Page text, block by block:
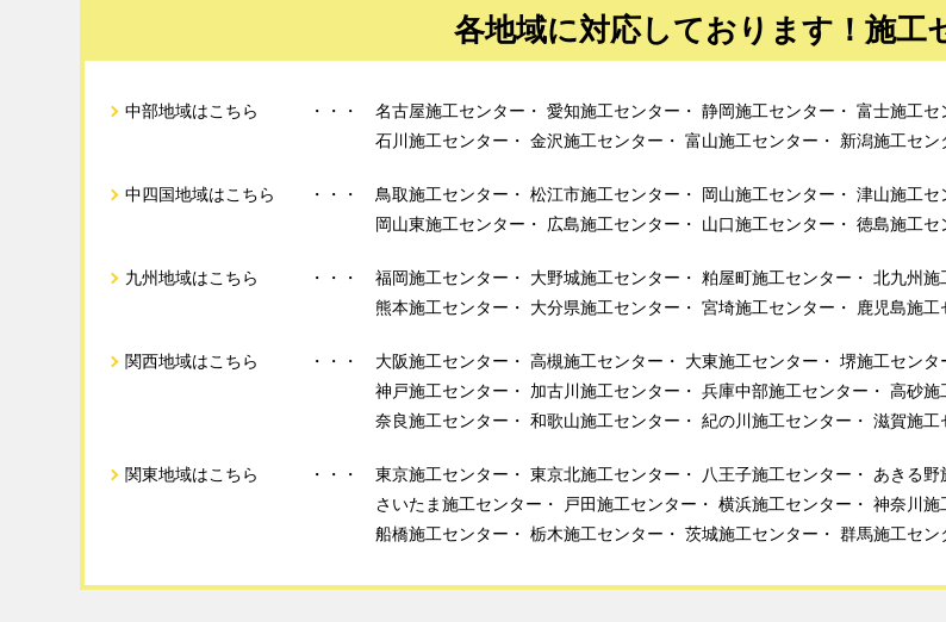
各地域に対応しております！ 施工
中部地域はこちら 名古屋施工センター 愛知施工センター 静岡施工センター 富士施工セ
石川施工センター
金沢施工センター 富山施工センター 新潟施工セン
中四国地域はこちら 鳥取施工センター 松江市施工センター 岡山施工センター 津山施工セ
岡山東施工センター
広島施工センター 山口施工センター 徳島施工セ
九州地域はこちら 福岡施工センター 大野城施工センター 粕屋町施工センター 北九州施
熊本施工センター
大分県施工センター 宮埼施工センター 鹿児島施工
関西地域はこちら 大阪施工センター 高槻施工センター 大東施工センター 堺施工センタ
神戸施工センター
加古川施工センター 兵庫中部施工センター 高砂施
奈良施工センター
和歌山施工センター 紀の川施工センター 滋賀施工
関東地域はこちら 東京施工センター 東京北施工センター 八王子施工センター あきる野
さいたま施工センター
戸田施工センター 横浜施工センター 神奈川施
船橋施工センター
栃木施工センター 茨城施工センター 群馬施工セン